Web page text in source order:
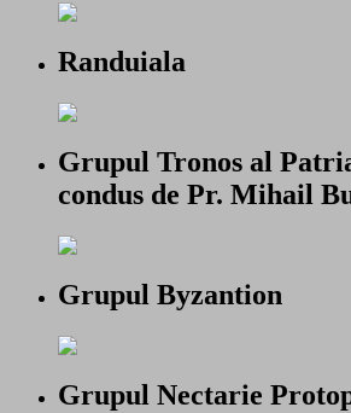
Randuiala
Grupul Tronos al
condus de Pr. Mihail
Grupul Byzantion
Grupul Nectarie